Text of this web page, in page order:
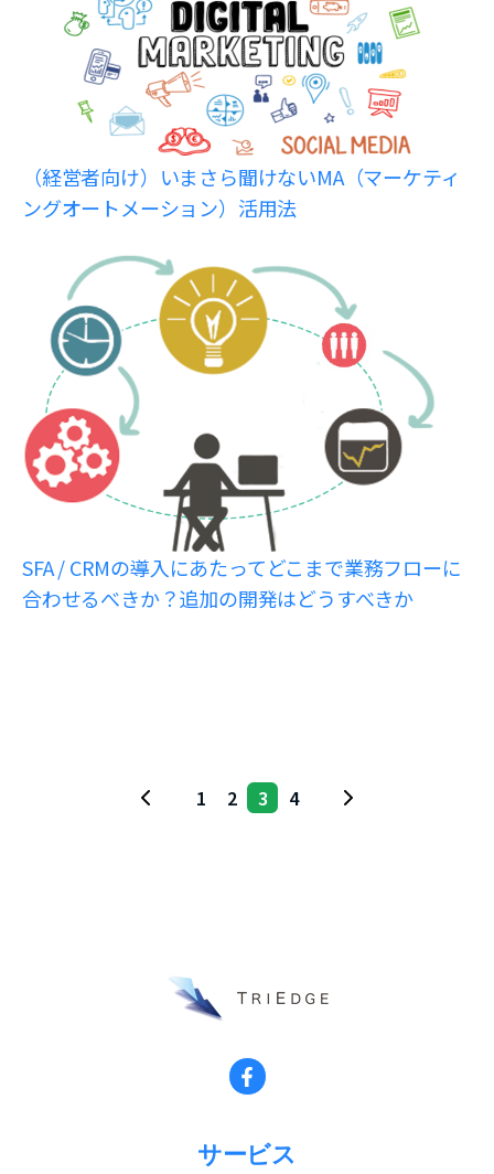
（経営者向け）いまさら聞けないMA（マーケティ
ングオートメーション）活用法
SFA / CRMの導入にあたってどこまで業務フローに
合わせるべきか？追加の開発はどうすべきか
1 2 3 4
サービス